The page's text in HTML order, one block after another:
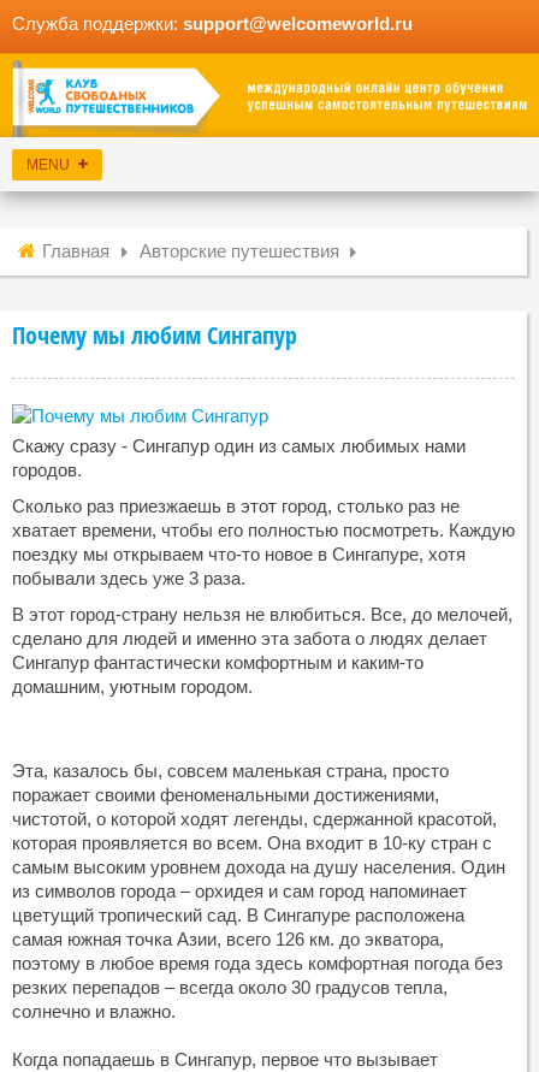
Служба поддержки: support@welcomeworld.ru
Главная Авторские путешествия
Почему мы любим Сингапур
Скажу сразу - Сингапур один из самых любимых нами
городов.
Сколько раз приезжаешь в этот город, столько раз не
хватает времени, чтобы его полностью посмотреть. Каждую
поездку мы открываем что-то новое в Сингапуре, хотя
побывали здесь уже 3 раза.
В этот город-страну нельзя не влюбиться. Все, до мелочей,
сделано для людей и именно эта забота о людях делает
Сингапур фантастически комфортным и каким-то
домашним, уютным городом.
Эта, казалось бы, совсем маленькая страна, просто
поражает своими феноменальными достижениями,
чистотой, о которой ходят легенды, сдержанной красотой,
которая проявляется во всем. Она входит в 10-ку стран с
самым высоким уровнем дохода на душу населения. Один
из символов города – орхидея и сам город напоминает
цветущий тропический сад. В Сингапуре расположена
самая южная точка Азии, всего 126 км. до экватора,
поэтому в любое время года здесь комфортная погода без
резких перепадов – всегда около 30 градусов тепла,
солнечно и влажно.
Когда попадаешь в Сингапур, первое что вызывает